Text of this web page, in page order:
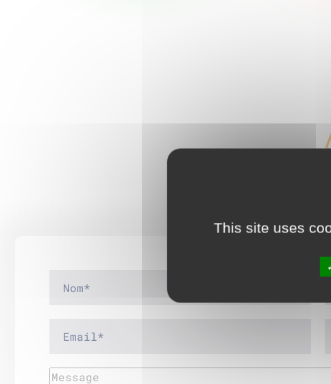
This site uses